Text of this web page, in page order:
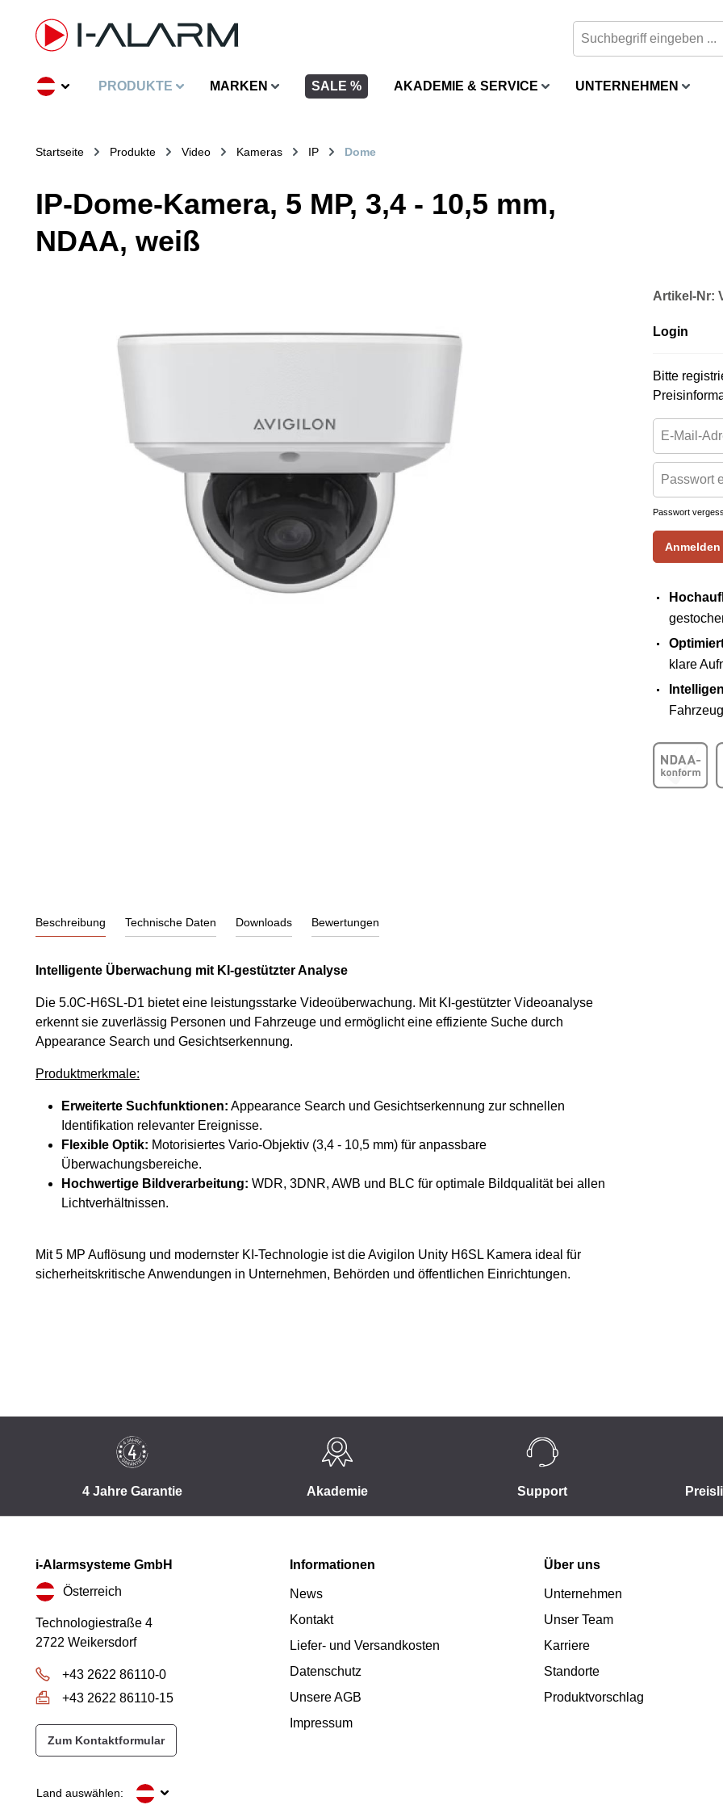
springen
PRODUKTE MARKEN SALE % AKADEMIE & SERVICE UNTERNEHMEN
Startseite Produkte Video Kameras IP Dome
IP-Dome-Kamera, 5 MP, 3,4 - 10,5 mm,
NDAA, weiß
Artikel-Nr:
Login
Bitte
Passwort
Anmelden
klare
Beschreibung Technische Daten Downloads Bewertungen
Intelligente Überwachung mit KI-gestützter Analyse
Die 5.0C-H6SL-D1 bietet eine leistungsstarke Videoüberwachung. Mit KI-gestützter Videoanalyse
erkennt sie zuverlässig Personen und Fahrzeuge und ermöglicht eine effiziente Suche durch
Appearance Search und Gesichtserkennung.
Produktmerkmale:
Erweiterte Suchfunktionen: Appearance Search und Gesichtserkennung zur schnellen
Identifikation relevanter Ereignisse.
Flexible Optik: Motorisiertes Vario-Objektiv (3,4 - 10,5 mm) für anpassbare
Überwachungsbereiche.
Hochwertige Bildverarbeitung: WDR, 3DNR, AWB und BLC für optimale Bildqualität bei allen
Lichtverhältnissen.
Mit 5 MP Auflösung und modernster KI-Technologie ist die Avigilon Unity H6SL Kamera ideal für
sicherheitskritische Anwendungen in Unternehmen, Behörden und öffentlichen Einrichtungen.
4 Jahre Garantie Akademie Support
i-Alarmsysteme GmbH
Österreich
Technologiestraße 4
2722 Weikersdorf
+43 2622 86110-0
+43 2622 86110-15
Zum Kontaktformular
Land auswählen:
Informationen
News
Kontakt
Liefer- und Versandkosten
Datenschutz
Unsere AGB
Impressum
Über uns
Unternehmen
Unser Team
Karriere
Standorte
Produktvorschlag